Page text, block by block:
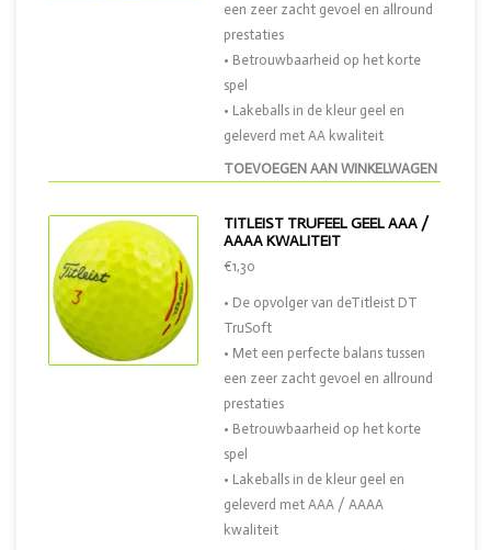
TOEVOEGEN AAN WINKELWAGEN
een zeer zacht gevoel en allround
prestaties
• Betrouwbaarheid op het korte
spel
• Lakeballs in de kleur geel en
geleverd met AA kwaliteit
TITLEIST TRUFEEL GEEL AAA /
AAAA KWALITEIT
€1,30
• De opvolger van deTitleist DT
TruSoft
• Met een perfecte balans tussen
een zeer zacht gevoel en allround
prestaties
• Betrouwbaarheid op het korte
spel
• Lakeballs in de kleur geel en
geleverd met AAA / AAAA
kwaliteit